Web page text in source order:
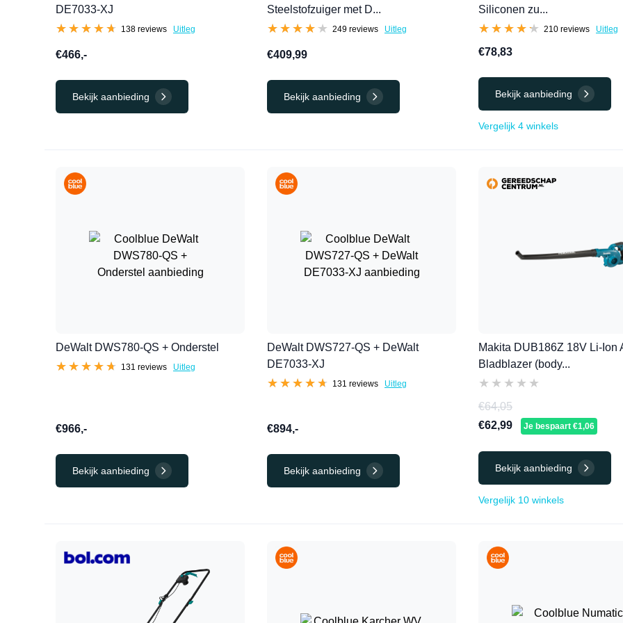
DE7033-XJ
★★★★★
★★★★★ 138 reviews Uitleg
€466,-
Bekijk aanbieding
Steelstofzuiger met D...
★★★★★
★★★★★ 249 reviews Uitleg
€409,99
Bekijk aanbieding
Siliconen zu...
★★★★★
★★★★★ 210 reviews Uitleg
€78,83
Bekijk aanbieding
Vergelijk 4 winkels
DeWalt DWS780-QS + Onderstel
★★★★★
★★★★★ 131 reviews Uitleg
€966,-
Bekijk aanbieding
DeWalt DWS727-QS + DeWalt
DE7033-XJ
★★★★★
★★★★★ 131 reviews Uitleg
€894,-
Bekijk aanbieding
Makita DUB186Z 18V Li-Ion
Bladblazer (body...
★★★★★
★★★★★
€64,05
€62,99
Je bespaart €1,06
Bekijk aanbieding
Vergelijk 10 winkels